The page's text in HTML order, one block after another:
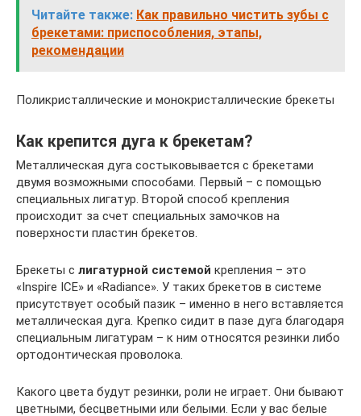
Читайте также: Как правильно чистить зубы с
брекетами: приспособления, этапы,
рекомендации
Поликристаллические и монокристаллические брекеты
Как крепится дуга к брекетам?
Металлическая дуга состыковывается с брекетами
двумя возможными способами. Первый – с помощью
специальных лигатур. Второй способ крепления
происходит за счет специальных замочков на
поверхности пластин брекетов.
Брекеты с лигатурной системой крепления – это
«Inspire ICE» и «Radiance». У таких брекетов в системе
присутствует особый пазик – именно в него вставляется
металлическая дуга. Крепко сидит в пазе дуга благодаря
специальным лигатурам – к ним относятся резинки либо
ортодонтическая проволока.
Какого цвета будут резинки, роли не играет. Они бывают
цветными, бесцветными или белыми. Если у вас белые